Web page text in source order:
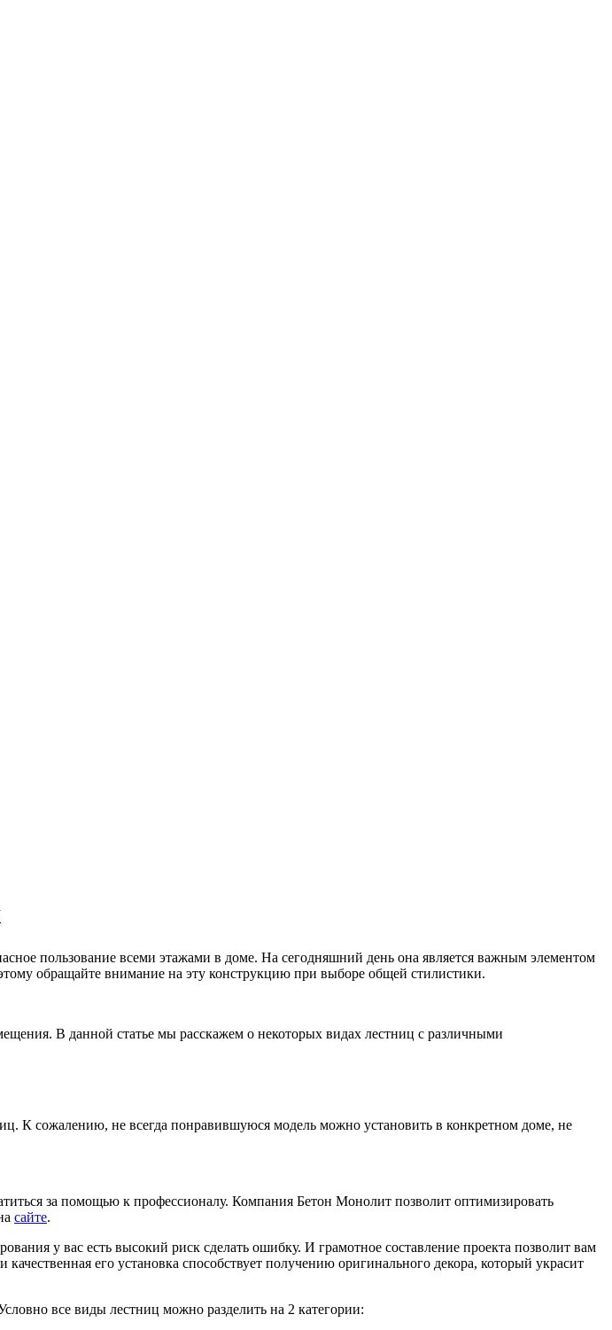
пользование всеми этажами в доме. На сегодняшний день она является важным элементом
обращайте внимание на эту конструкцию при выборе общей стилистики.
В данной статье мы расскажем о некоторых видах лестниц с различными
К сожалению, не всегда понравившуюся модель можно установить в конкретном доме, не
за помощью к профессионалу. Компания Бетон Монолит позволит оптимизировать
сайте.
у вас есть высокий риск сделать ошибку. И грамотное составление проекта позволит вам
его установка способствует получению оригинального декора, который украсит
все виды лестниц можно разделить на 2 категории: